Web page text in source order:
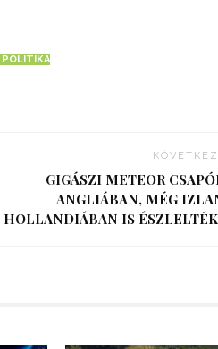
POLITIKA
GIGÁSZI METEOR
ANGLIÁBAN, MÉG
HOLLANDIÁBAN IS